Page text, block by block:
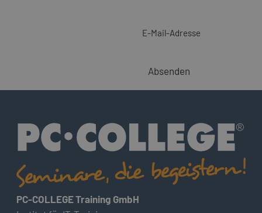
E-Mail-Adresse
Absenden
PC-COLLEGE Training GmbH